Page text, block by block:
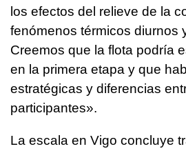
los efectos del relieve de la
fenómenos térmicos diurnos
Creemos que la flota podría
en la primera etapa y que
estratégicas y diferencias
participantes».
La escala en Vigo concluye